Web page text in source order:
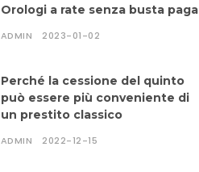
Orologi a rate senza busta paga
ADMIN 2023-01-02
Perché la cessione del quinto
può essere più conveniente di
un prestito classico
ADMIN 2022-12-15